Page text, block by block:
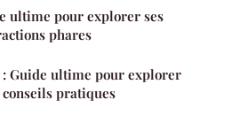
ultime pour explorer ses
phares
Guide ultime pour explorer
conseils pratiques